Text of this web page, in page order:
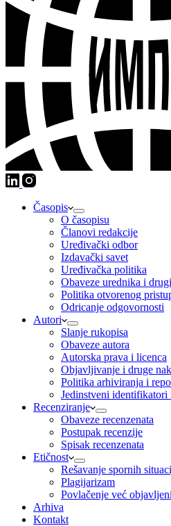
Časopis
O časopisu
Članovi redakcije
Uređivački odbor
Izdavački savet
Uređivačka politika
Obaveze urednika i
Politika otvorenog
Odricanje odgovornosti
Autori
Slanje rukopisa
Obaveze autora
Autorska prava i licenca
Objavljivanje i druge
Politika arhiviranja i
Jedinstveni
Recenziranje
Obaveze recenzenata
Postupak recenzije
Spisak recenzenata
Etičnost
Rešavanje spornih
Plagijarizam
Povlačenje već
Arhiva
Kontakt